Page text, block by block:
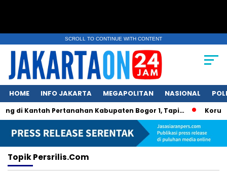
SCROLL TO CONTINUE WITH CONTENT
HOME INFO JAKARTA MEGAPOLITAN NASIONAL
di Kantah Pertanahan Kabupaten Bogor 1, Tapi…
TopikPersrilis.com